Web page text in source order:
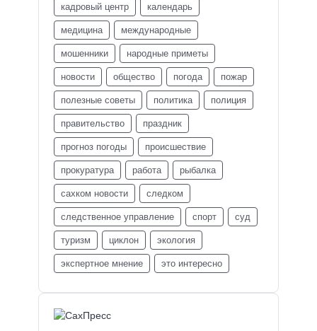
кадровый центр календарь
медицина международные
мошенники народные приметы
новости общество погода пожар
полезные советы политика полиция
правительство праздник
прогноз погоды происшествие
прокуратура работа рыбалка
сахком новости следком
следственное управление спорт суд
туризм циклон экология
экспертное мнение это интересно